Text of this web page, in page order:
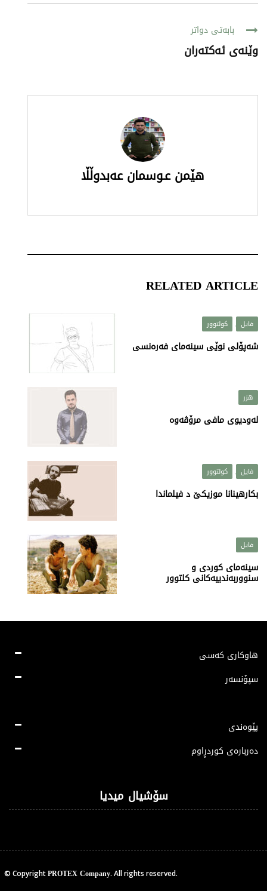
بابەتی دواتر
وێنەی ئەکتەران
هێمن عـوسمان عه‌بدوڵڵا
RELATED ARTICLE
فایل , کولتوور
شەپۆلی نوێی سینەمای فەرەنسی
هزر
لەودیوی مافی مرۆڤەوە
فایل کولتوور
بکارهینانا موزیکێ د فیلماندا
فایل
سینەمای کوردی و
سنووربەندییەکانی کلتوور
هاوکاری کەسی
سپۆنسەر
پێوەندی
دەربارەی کوردڕاوم
سۆشیال میدیا
© CopyrightPROTEX Company. All rights reserved.